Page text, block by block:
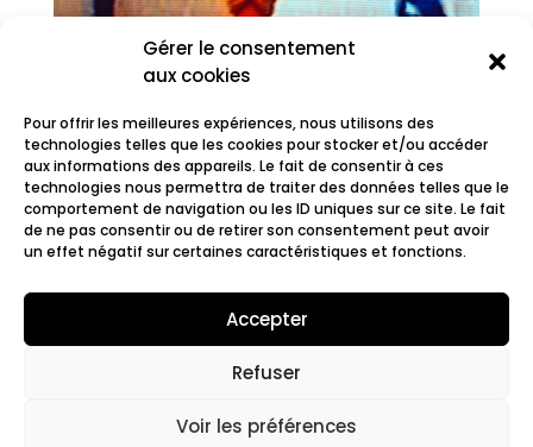
Gérer le consentement
aux cookies
Pour offrir les meilleures expériences, nous utilisons des
technologies telles que les cookies pour stocker et/ou accéder
aux informations des appareils. Le fait de consentir à ces
technologies nous permettra de traiter des données telles que le
comportement de navigation ou les ID uniques sur ce site. Le fait
de ne pas consentir ou de retirer son consentement peut avoir
un effet négatif sur certaines caractéristiques et fonctions.
Accepter
Refuser
Voir les préférences
Vibrion
Mentions légales. Cookies